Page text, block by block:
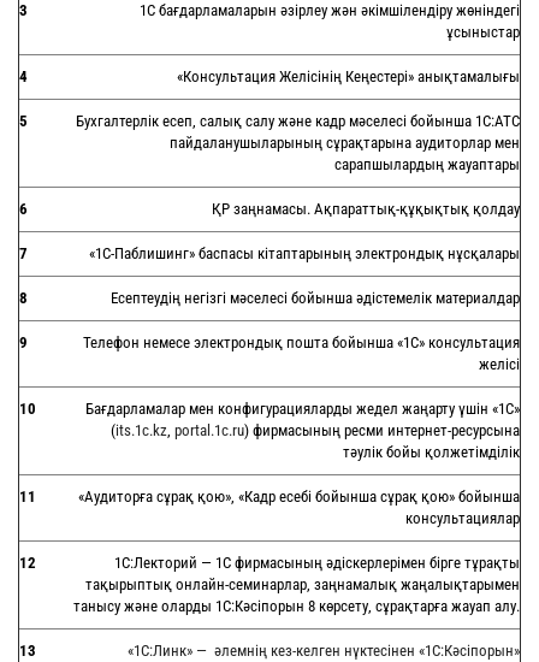
3
1С бағдарламаларын әзірлеу жән әкімшілендіру жөніндегі
ұсыныстар
4 «Консультация Желісінің Кеңестері» анықтамалығы
5
Бухгалтерлік есеп, салық салу және кадр мәселесі бойынша 1С:АТС
пайдаланушыларының сұрақтарына аудиторлар мен
сарапшылардың жауаптары
6 ҚР заңнамасы. Ақпараттық-құқықтық қолдау
7 «1С-Паблишинг» баспасы кітаптарының электрондық нұсқалары
8 Есептеудің негізгі мәселесі бойынша әдістемелік материалдар
9
Телефон немесе электрондық пошта бойынша «1С» консультация
желісі
10
Бағдарламалар мен конфигурацияларды жедел жаңарту үшін «1С»
(its.1c.kz, portal.1c.ru) фирмасының ресми интернет-ресурсына
тәулік бойы қолжетімділік
11
«Аудиторға сұрақ қою», «Кадр есебі бойынша сұрақ қою» бойынша
консультациялар
12
1C:Лекторий — 1С фирмасының әдіскерлерімен бірге тұрақты
тақырыптық онлайн-семинарлар, заңнамалық жаңалықтарымен
танысу және оларды 1С:Кәсіпорын 8 көрсету, сұрақтарға жауап алу.
13
«1С:Линк» — әлемнің кез-келген нүктесінен «1С:Кәсіпорын»